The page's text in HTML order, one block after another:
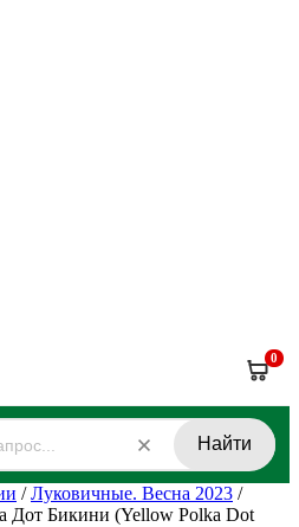
0
Найти
/Луковичные. Весна 2023 /
Дот Бикини (Yellow Polka Dot